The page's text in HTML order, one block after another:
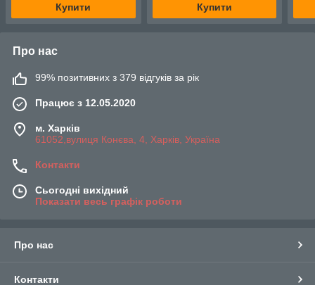
Купити Купити
Про нас
99% позитивних з 379 відгуків за рік
Працює з 12.05.2020
м. Харків
61052,вулиця Конєва, 4, Харків, Україна
Контакти
Сьогодні вихідний
Показати весь графік роботи
Про нас
Контакти